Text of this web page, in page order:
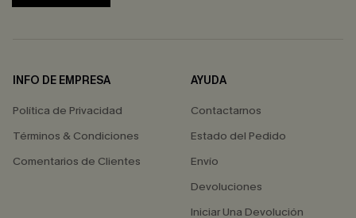
INFO DE EMPRESA
Política de Privacidad
Términos & Condiciones
Comentarios de Clientes
AYUDA
Contactarnos
Estado del Pedido
Envío
Devoluciones
Iniciar Una Devolución